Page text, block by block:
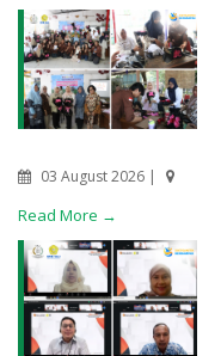
03 August 2026 |
Read More →